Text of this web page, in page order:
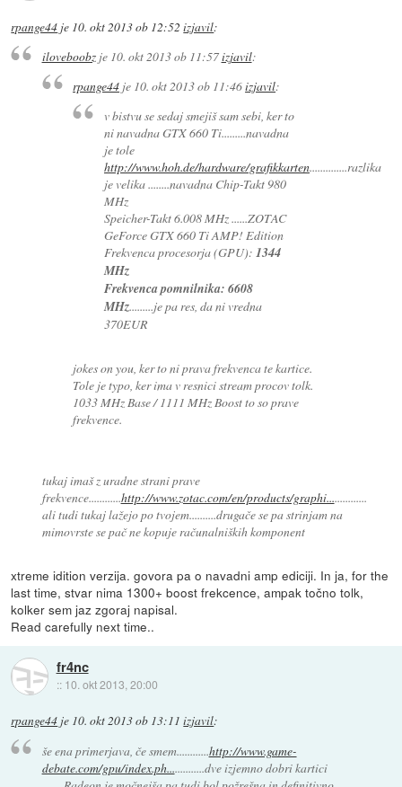
rpange44 je 10. okt 2013 ob 12:52 izjavil:
iloveboobzje 10. okt 2013 ob 11:57izjavil:
rpange44 je 10. okt 2013 ob 11:46izjavil:
v bistvu se sedaj smejiš sam sebi, ker to
ni navadna GTX 660 Ti.........navadna
je tole
http://www.hoh.de/hardware/grafikkarten..............razlika
je velika ........navadna Chip-Takt 980
MHz
Speicher-Takt 6.008 MHz ......ZOTAC
GeForce GTX 660 Ti AMP! Edition
Frekvenca procesorja (GPU): 1344
MHz
Frekvenca pomnilnika: 6608
MHz.........je pa res, da ni vredna
370EUR
jokes on you, ker to ni prava frekvenca te kartice.
Tole je typo, ker ima v resnici stream procov tolk.
1033 MHz Base / 1111 MHz Boost to so prave
frekvence.
tukaj imaš z uradne strani prave
frekvence............http://www.zotac.com/en/products/graphi...............
ali tudi tukaj lažejo po tvojem..........drugače se pa strinjam na
mimovrste se pač ne kopuje računalniških komponent
xtreme idition verzija. govora pa o navadni amp ediciji. In ja, for the
last time, stvar nima 1300+ boost frekcence, ampak točno tolk,
kolker sem jaz zgoraj napisal.
Read carefully next time..
fr4nc
:: 10. okt 2013, 20:00
rpange44 je 10. okt 2013 ob 13:11 izjavil:
še ena primerjava, če smem............http://www.game-
debate.com/gpu/index.ph..............dve izjemno dobri kartici